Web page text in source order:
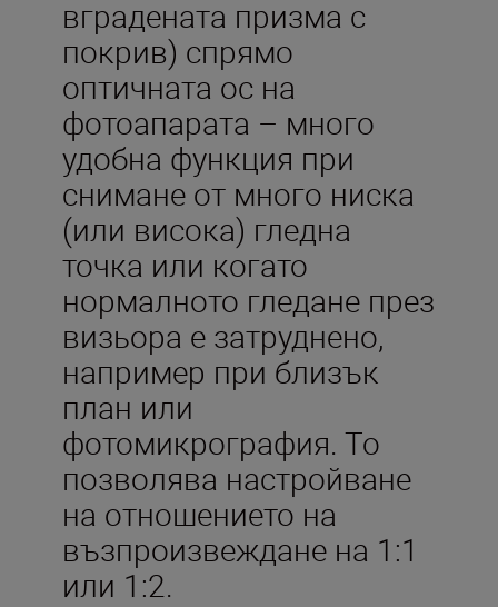
вградената призма с
покрив) спрямо
оптичната ос на
фотоапарата – много
удобна функция при
снимане от много ниска
(или висока) гледна
точка или когато
нормалното гледане през
визьора е затруднено,
например при близък
план или
фотомикрография. То
позволява настройване
на отношението на
възпроизвеждане на 1:1
или 1:2.